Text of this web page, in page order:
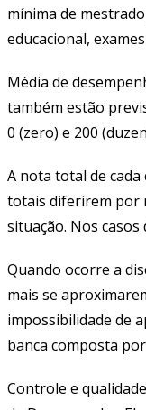
mínima de
educacional,
Média de
também estão
0 (zero) e 200
A nota total de
totais diferirem por
situação. Nos
Quando ocorre a
mais se
impossibilidade de
banca composta
Controle e